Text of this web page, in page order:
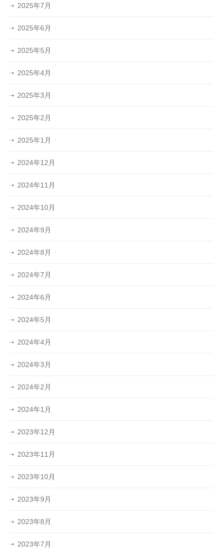
2025年7月
2025年6月
2025年5月
2025年4月
2025年3月
2025年2月
2025年1月
2024年12月
2024年11月
2024年10月
2024年9月
2024年8月
2024年7月
2024年6月
2024年5月
2024年4月
2024年3月
2024年2月
2024年1月
2023年12月
2023年11月
2023年10月
2023年9月
2023年8月
2023年7月